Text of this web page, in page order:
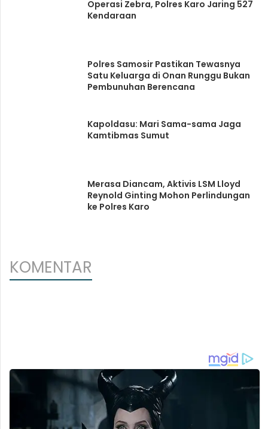
Operasi Zebra, Polres Karo Jaring 527
Kendaraan
Polres Samosir Pastikan Tewasnya
Satu Keluarga di Onan Runggu Bukan
Pembunuhan Berencana
Kapoldasu: Mari Sama-sama Jaga
Kamtibmas Sumut
Merasa Diancam, Aktivis LSM Lloyd
Reynold Ginting Mohon Perlindungan
ke Polres Karo
KOMENTAR